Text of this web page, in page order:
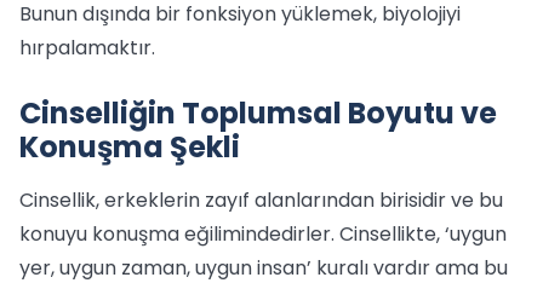
Bunun dışında bir fonksiyon yüklemek, biyolojiyi
hırpalamaktır.
Cinselliğin Toplumsal Boyutu ve
Konuşma Şekli
Cinsellik, erkeklerin zayıf alanlarından birisidir ve bu
konuyu konuşma eğilimindedirler. Cinsellikte, ‘uygun
yer, uygun zaman, uygun insan’ kuralı vardır ama bu